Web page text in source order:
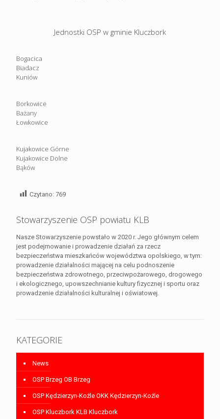
Jednostki OSP w gminie Kluczbork
Bogacica
Biadacz
Kuniów
Borkowice
Bażany
Łowkowice
Kujakowice Górne
Kujakowice Dolne
Bąków
Czytano: 769
Stowarzyszenie OSP powiatu KLB
Nasze Stowarzyszenie powstało w 2020 r. Jego głównym celem
jest podejmowanie i prowadzenie działań za rzecz
bezpieczeństwa mieszkańców województwa opolskiego, w tym:
prowadzenie działalności mającej na celu podnoszenie
bezpieczeństwa zdrowotnego, przeciwpożarowego, drogowego
i ekologicznego, upowszechnianie kultury fizycznej i sportu oraz
prowadzenie działalności kulturalnej i oświatowej.
KATEGORIE
News
OSP Brzeg OB Brzeg
OSP Kędzierzyn-Koźle OKK Kędzierzyn-Koźle
OSP Kluczbork KLB Kluczbork